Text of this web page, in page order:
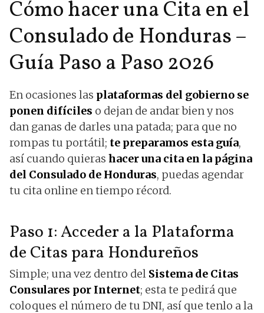
Cómo hacer una Cita en el
Consulado de Honduras –
Guía Paso a Paso 2026
En ocasiones las plataformas del gobierno se
ponen difíciles o dejan de andar bien y nos
dan ganas de darles una patada; para que no
rompas tu portátil; te preparamos esta guía,
así cuando quieras hacer una cita en la página
del Consulado de Honduras, puedas agendar
tu cita online en tiempo récord.
Paso 1: Acceder a la Plataforma
de Citas para Hondureños
Simple; una vez dentro del Sistema de Citas
Consulares por Internet; esta te pedirá que
coloques el número de tu DNI, así que tenlo a la